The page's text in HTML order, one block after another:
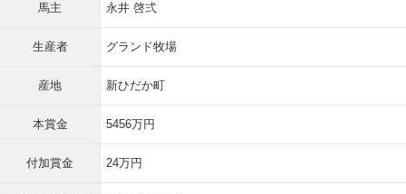
馬主 永井 啓弍
生産者 グランド牧場
産地 新ひだか町
本賞金 5456万円
付加賞金 24万円